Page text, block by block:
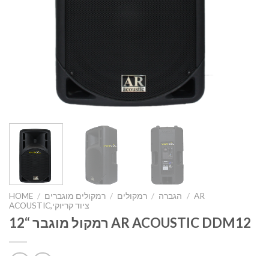
HOME / הגברה / רמקולים / רמקולים מוגברים / AR
ACOUSTIC,ציוד קריוקי
רמקול מוגבר “12 AR ACOUSTIC DDM12